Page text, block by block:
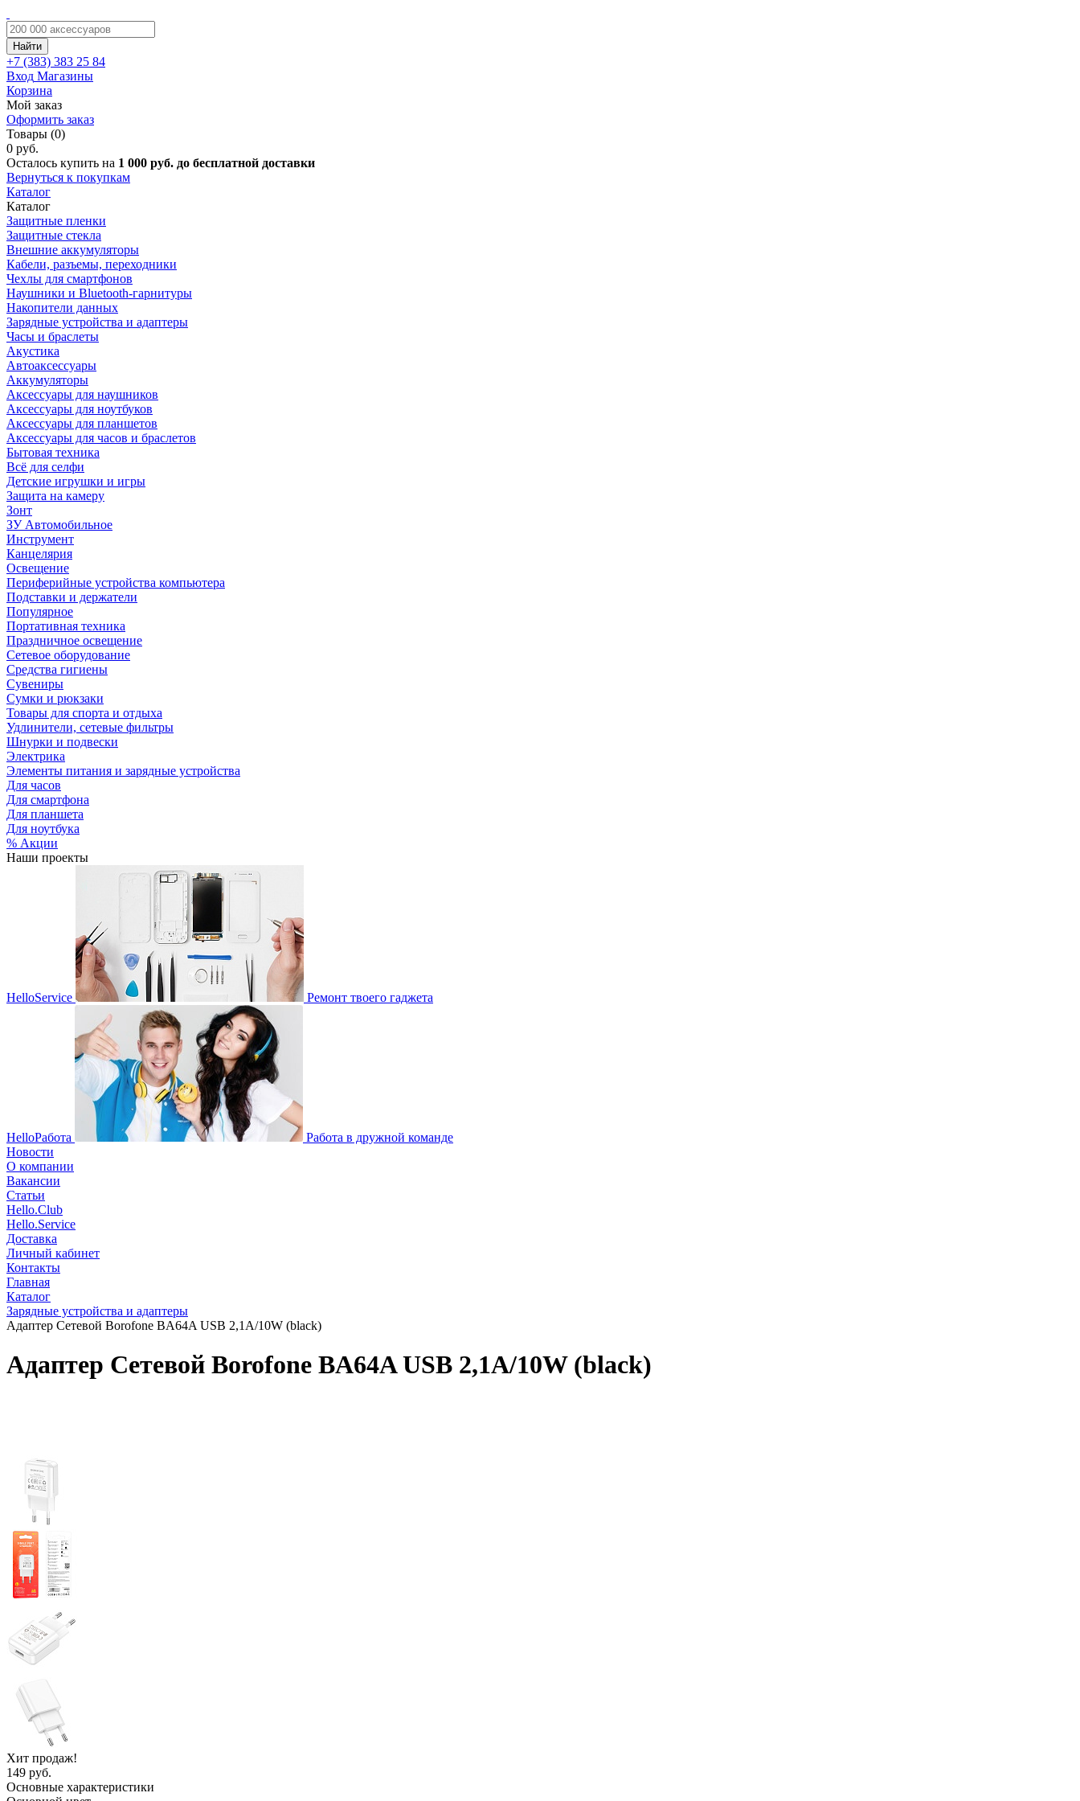
Найти
+7 (383) 383 25 84
Вход Магазины
Корзина
Мой заказ
Оформить заказ
Товары (0)
0 руб.
Осталось купить на 1 000 руб. до бесплатной доставки
Вернуться к покупкам
Каталог
Каталог
Защитные пленки
Защитные стекла
Внешние аккумуляторы
Кабели, разъемы, переходники
Чехлы для смартфонов
Наушники и Bluetooth-гарнитуры
Накопители данных
Зарядные устройства и адаптеры
Часы и браслеты
Акустика
Автоаксессуары
Аккумуляторы
Аксессуары для наушников
Аксессуары для ноутбуков
Аксессуары для планшетов
Аксессуары для часов и браслетов
Бытовая техника
Всё для селфи
Детские игрушки и игры
Защита на камеру
Зонт
ЗУ Автомобильное
Инструмент
Канцелярия
Освещение
Периферийные устройства компьютера
Подставки и держатели
Популярное
Портативная техника
Праздничное освещение
Сетевое оборудование
Средства гигиены
Сувениры
Сумки и рюкзаки
Товары для спорта и отдыха
Удлинители, сетевые фильтры
Шнурки и подвески
Электрика
Элементы питания и зарядные устройства
Для часов
Для смартфона
Для планшета
Для ноутбука
% Акции
Наши проекты
HelloService Ремонт твоего гаджета
HelloРабота
Работа в дружной команде
Новости
О компании
Вакансии
Статьи
Hello.Club
Hello.Service
Доставка
Личный кабинет
Контакты
Главная
Каталог
Зарядные устройства и адаптеры
Адаптер Сетевой Borofone BA64A USB 2,1A/10W (black)
Адаптер Сетевой Borofone BA64A USB 2,1A/10W (black)
Хит продаж!
149 руб.
Основные характеристики